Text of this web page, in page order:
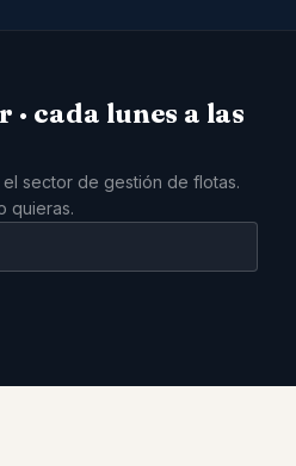
· cada lunes a las
sector de gestión de flotas.
quieras.